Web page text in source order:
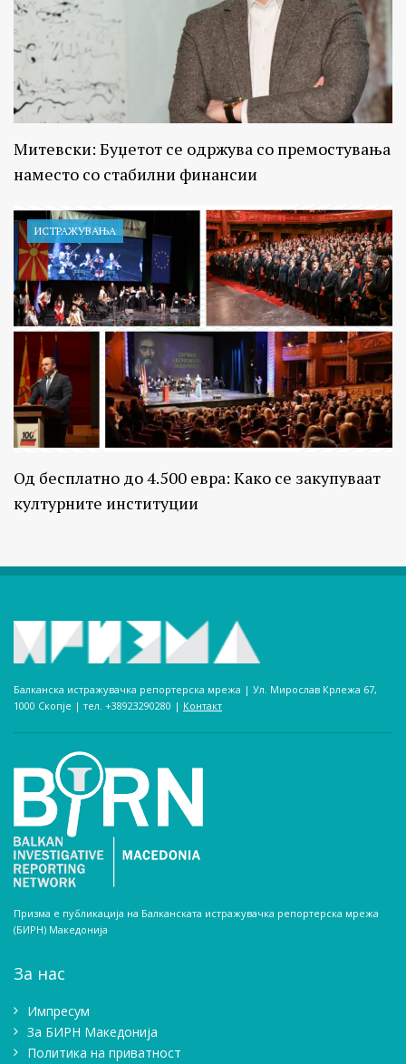
Митевски: Буџетот се одржува со премостувања
наместо со стабилни финансии
ИСТРАЖУВАЊA
Од бесплатно до 4.500 евра: Како се закупуваат
културните институции
Балканска истражувачка репортерска мрежа | Ул. Мирослав Крлежа 67,
1000 Скопје | тел. +38923290280­ | Контакт
Призма е публикација на Балканската истражувачка репортерска мрежа
(БИРН) Македонија
За нас
Импресум
Зa БИРН Македонија
Политика на приватност